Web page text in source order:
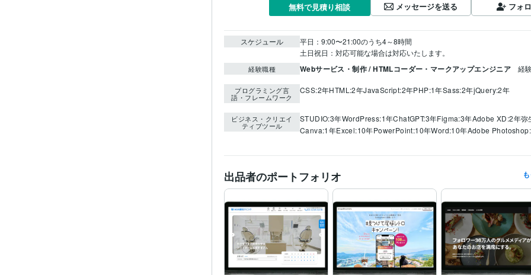
無料で見積り相談 メッセージを送る フォ
スケジュール
平日：9:00〜21:00のうち4～8時間
経験職種 Webサービス・制作 / HTMLコーダー・マークアップエンジニア 経
プログラミング言
語・フレームワーク
CSS:2年HTML:2年JavaScript:2年PHP:1年Sass:2年jQuery:2年
ビジネス・クリエイ
ティブツール
STUDIO:3年WordPress:1年ChatGPT:3年Figma:3年Adobe XD:2年弥
Canva:1年Excel:10年PowerPoint:10年Word:10年Adobe
出品者のポートフォリオ